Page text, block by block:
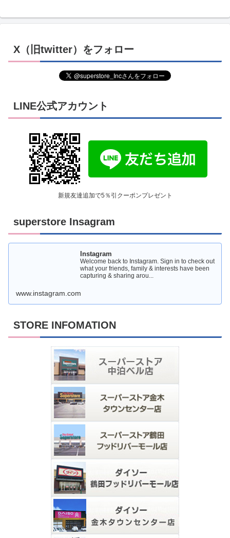
X（旧twitter）をフォロー
LINE公式アカウント
新規友達追加で5％引クーポンプレゼント
superstore Insagram
Instagram
Welcome back to Instagram. Sign in to check out
what your friends, family & interests have been
capturing & sharing arou...
www.instagram.com
STORE INFOMATION